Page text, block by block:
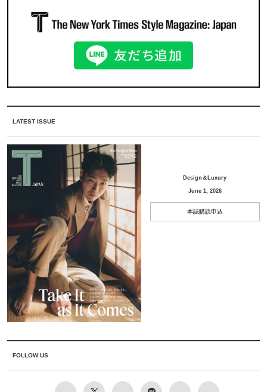
LATEST ISSUE
Design＆Luxury
June 1, 2026
本誌購読申込
FOLLOW US